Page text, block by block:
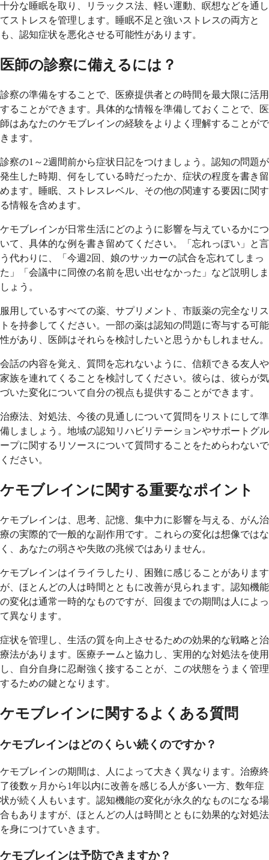
十分な睡眠を取り、リラックス法、軽い運動、瞑想などを通し
てストレスを管理します。睡眠不足と強いストレスの両方と
も、認知症状を悪化させる可能性があります。
医師の診察に備えるには？
診察の準備をすることで、医療提供者との時間を最大限に活用
することができます。具体的な情報を準備しておくことで、医
師はあなたのケモブレインの経験をよりよく理解することがで
きます。
診察の1～2週間前から症状日記をつけましょう。認知の問題が
発生した時期、何をしている時だったか、症状の程度を書き留
めます。睡眠、ストレスレベル、その他の関連する要因に関す
る情報を含めます。
ケモブレインが日常生活にどのように影響を与えているかにつ
いて、具体的な例を書き留めてください。「忘れっぽい」と言
う代わりに、「今週2回、娘のサッカーの試合を忘れてしまっ
た」「会議中に同僚の名前を思い出せなかった」など説明しま
しょう。
服用しているすべての薬、サプリメント、市販薬の完全なリス
トを持参してください。一部の薬は認知の問題に寄与する可能
性があり、医師はそれらを検討したいと思うかもしれません。
会話の内容を覚え、質問を忘れないように、信頼できる友人や
家族を連れてくることを検討してください。彼らは、彼らが気
づいた変化について自分の視点も提供することができます。
治療法、対処法、今後の見通しについて質問をリストにして準
備しましょう。地域の認知リハビリテーションやサポートグル
ープに関するリソースについて質問することをためらわないで
ください。
ケモブレインに関する重要なポイント
ケモブレインは、思考、記憶、集中力に影響を与える、がん治
療の実際的で一般的な副作用です。これらの変化は想像ではな
く、あなたの弱さや失敗の兆候ではありません。
ケモブレインはイライラしたり、困難に感じることがあります
が、ほとんどの人は時間とともに改善が見られます。認知機能
の変化は通常一時的なものですが、回復までの期間は人によっ
て異なります。
症状を管理し、生活の質を向上させるための効果的な戦略と治
療法があります。医療チームと協力し、実用的な対処法を使用
し、自分自身に忍耐強く接することが、この状態をうまく管理
するための鍵となります。
ケモブレインに関するよくある質問
ケモブレインはどのくらい続くのですか？
ケモブレインの期間は、人によって大きく異なります。治療終
了後数ヶ月から1年以内に改善を感じる人が多い一方、数年症
状が続く人もいます。認知機能の変化が永久的なものになる場
合もありますが、ほとんどの人は時間とともに効果的な対処法
を身につけていきます。
ケモブレインは予防できますか？